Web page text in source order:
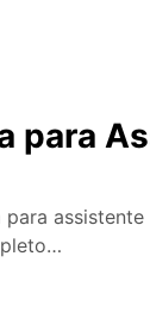
para